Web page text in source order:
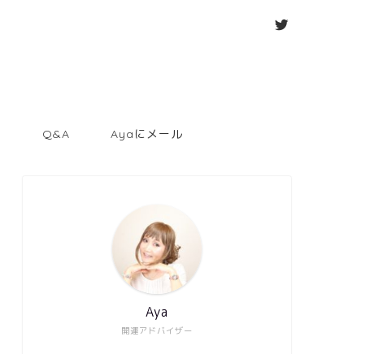
Q&A Ayaにメール
開運アドバイザー
Aya